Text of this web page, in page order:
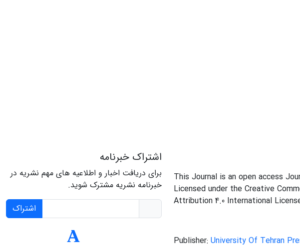
This Journal is an open access
Licensed under the Creative
Attribution 4.0 International
Publisher: University Of Tehran
اشتراک خبرنامه
برای دریافت اخبار و اطلاعیه های مهم نشریه در
خبرنامه نشریه مشترک شوید.
اشتراک